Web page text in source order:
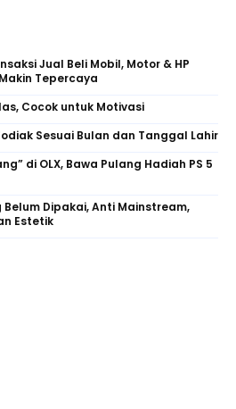
Jual Beli Mobil, Motor & HP
Tepercaya
Cocok untuk Motivasi
Sesuai Bulan dan Tanggal Lahir
di OLX, Bawa Pulang Hadiah PS 5
Belum Dipakai, Anti Mainstream,
Estetik